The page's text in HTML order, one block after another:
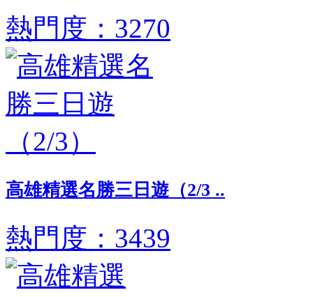
熱門度：3270
高雄精選名勝三日遊（2/3 ..
熱門度：3439